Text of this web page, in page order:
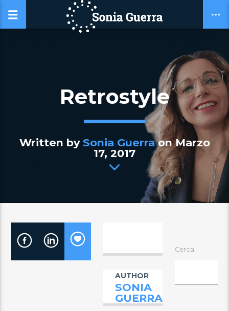
Retrostyle
Written by Sonia Guerraon Marzo
17, 2017
AUTHOR
SONIA
GUERRA
Cerca